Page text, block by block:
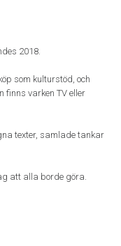
2018.
som kulturstöd, och
finns varken TV eller
texter, samlade tankar
att alla borde göra.